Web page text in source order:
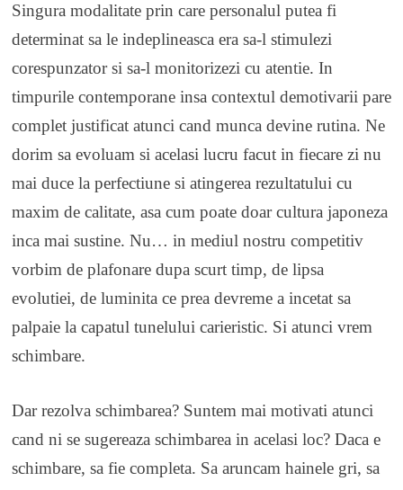
Singura modalitate prin care personalul putea fi
determinat sa le indeplineasca era sa-l stimulezi
corespunzator si sa-l monitorizezi cu atentie. In
timpurile contemporane insa contextul demotivarii pare
complet justificat atunci cand munca devine rutina. Ne
dorim sa evoluam si acelasi lucru facut in fiecare zi nu
mai duce la perfectiune si atingerea rezultatului cu
maxim de calitate, asa cum poate doar cultura japoneza
inca mai sustine. Nu… in mediul nostru competitiv
vorbim de plafonare dupa scurt timp, de lipsa
evolutiei, de luminita ce prea devreme a incetat sa
palpaie la capatul tunelului carieristic. Si atunci vrem
schimbare.
Dar rezolva schimbarea? Suntem mai motivati atunci
cand ni se sugereaza schimbarea in acelasi loc? Daca e
schimbare, sa fie completa. Sa aruncam hainele gri, sa